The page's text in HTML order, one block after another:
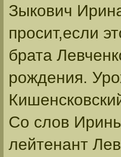
Зыкович
просит,если
брата
рождения.
Со слов
лейтенант